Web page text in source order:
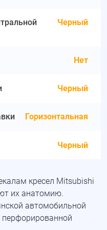
Черный
Нет
Черный
Горизонтальная
Черный
кресел Mitsubishi
их анатомию.
автомобильной
перфорированной